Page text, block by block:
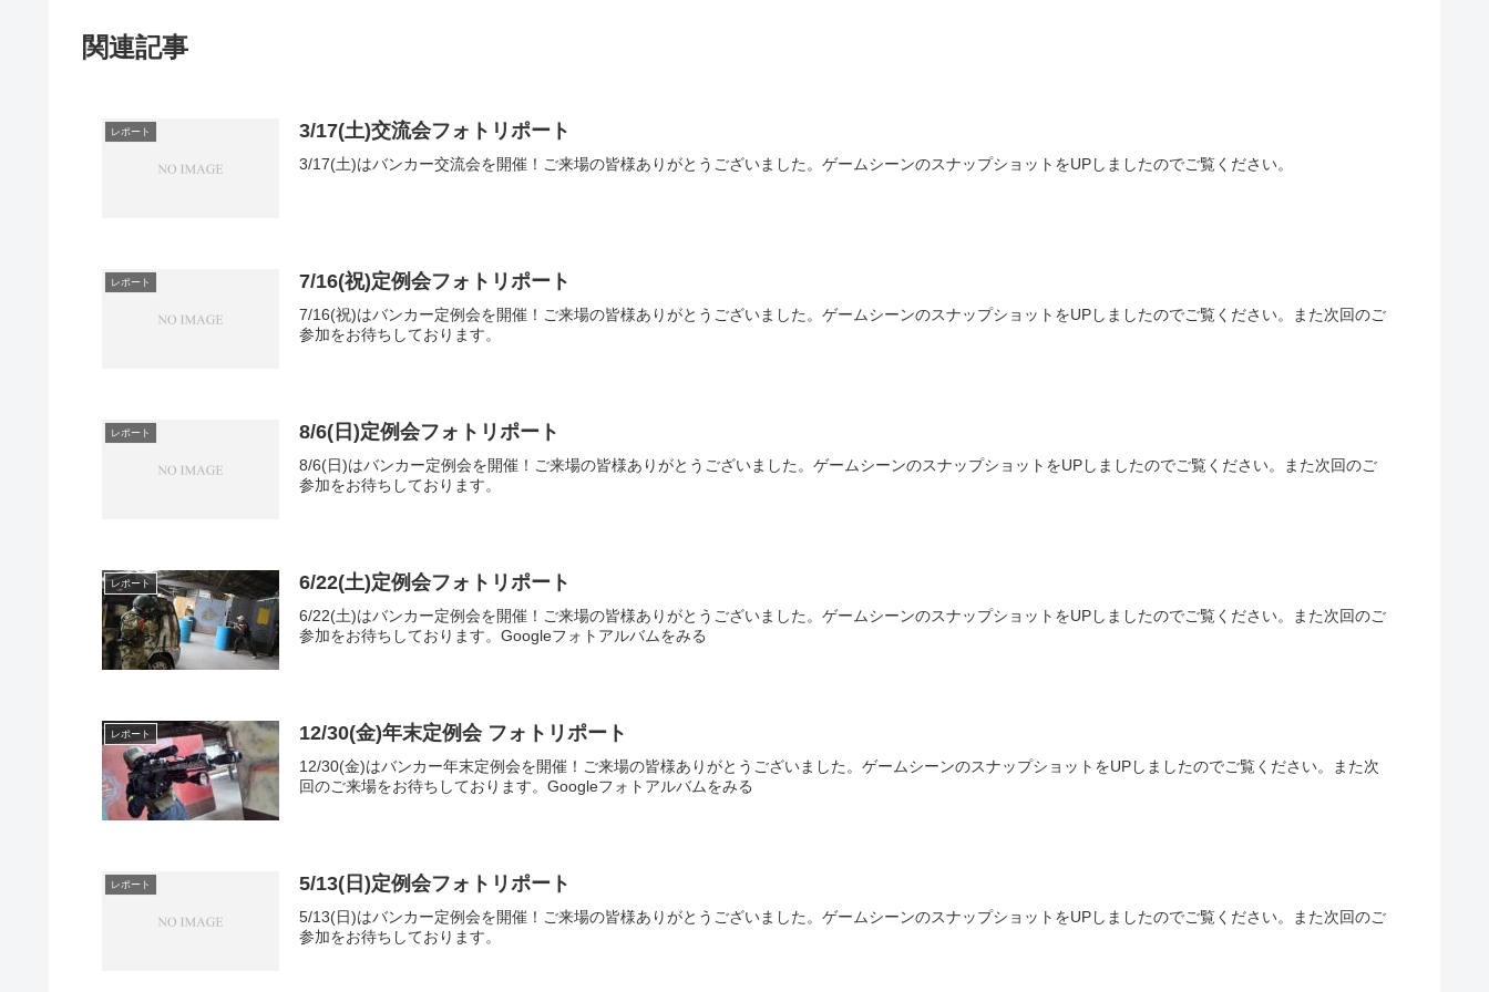
関連記事
レポート 3/17(土)交流会フォトリポート
3/17(土)はバンカー交流会を開催！ご来場の皆様ありがとうございました。ゲームシーンのスナップショットをUPしましたのでご覧ください。
レポート 7/16(祝)定例会フォトリポート
7/16(祝)はバンカー定例会を開催！ご来場の皆様ありがとうございました。ゲームシーンのスナップショットをUPしましたのでご覧ください。また次回のご
参加をお待ちしております。
レポート 8/6(日)定例会フォトリポート
8/6(日)はバンカー定例会を開催！ご来場の皆様ありがとうございました。ゲームシーンのスナップショットをUPしましたのでご覧ください。また次回のご
参加をお待ちしております。
レポート 6/22(土)定例会フォトリポート
6/22(土)はバンカー定例会を開催！ご来場の皆様ありがとうございました。ゲームシーンのスナップショットをUPしましたのでご覧ください。また次回のご
参加をお待ちしております。Googleフォトアルバムをみる
レポート 12/30(金)年末定例会 フォトリポート
12/30(金)はバンカー年末定例会を開催！ご来場の皆様ありがとうございました。ゲームシーンのスナップショットをUPしましたのでご覧ください。また次
回のご来場をお待ちしております。Googleフォトアルバムをみる
レポート 5/13(日)定例会フォトリポート
5/13(日)はバンカー定例会を開催！ご来場の皆様ありがとうございました。ゲームシーンのスナップショットをUPしましたのでご覧ください。また次回のご
参加をお待ちしております。